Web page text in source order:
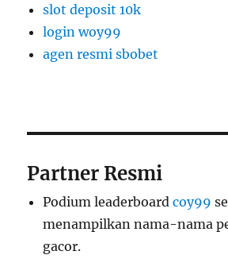
slot deposit 10k
login woy99
agen resmi sbobet
Partner Resmi
Podium leaderboardcoy99
menampilkan nama-nama
gacor.